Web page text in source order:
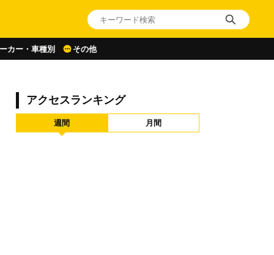
カー・車種別 その他
アクセスランキング
週間 月間